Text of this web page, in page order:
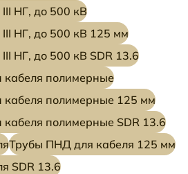
НГ, до 500 кВ
НГ, до 500 кВ 125 мм
НГ, до 500 кВ SDR 13.6
кабеля полимерные
кабеля полимерные 125 мм
полимерные SDR 13.6
Трубы ПНД для кабеля 125 мм
SDR 13.6